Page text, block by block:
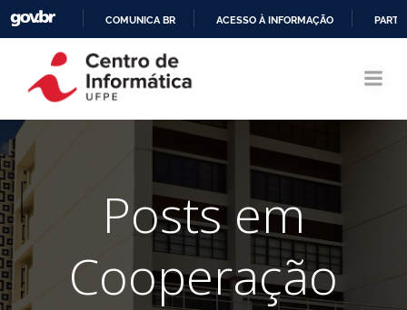
CONTEÚDO
COMUNICA BR ACESSO À INFORMAÇÃO
Posts em
Cooperação